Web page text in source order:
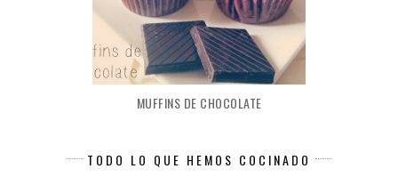
MUFFINS DE CHOCOLATE
TODO LO QUE HEMOS COCINADO